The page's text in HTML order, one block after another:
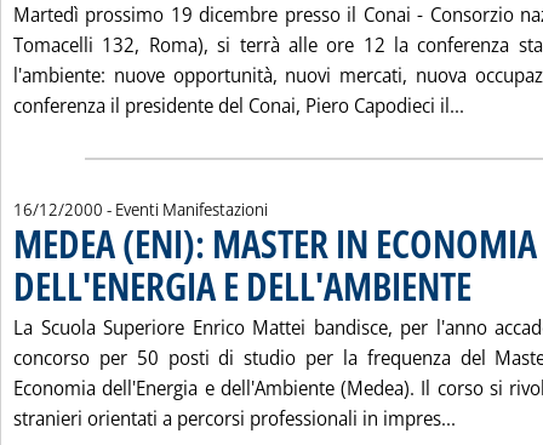
Martedì prossimo 19 dicembre presso il Conai - Consorzio
Tomacelli 132, Roma), si terrà alle ore 12 la conferenza
l'ambiente: nuove opportunità, nuovi mercati, nuova
conferenza il presidente del Conai, Piero Capodieci il...
16/12/2000 - Eventi Manifestazioni
MEDEA (ENI): MASTER IN ECONOMIA
DELL'ENERGIA E DELL'AMBIENTE
La Scuola Superiore Enrico Mattei bandisce, per l'anno
concorso per 50 posti di studio per la frequenza del
Economia dell'Energia e dell'Ambiente (Medea). Il corso si
stranieri orientati a percorsi professionali in impres...